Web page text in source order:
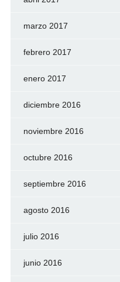
marzo 2017
febrero 2017
enero 2017
diciembre 2016
noviembre 2016
octubre 2016
septiembre 2016
agosto 2016
julio 2016
junio 2016